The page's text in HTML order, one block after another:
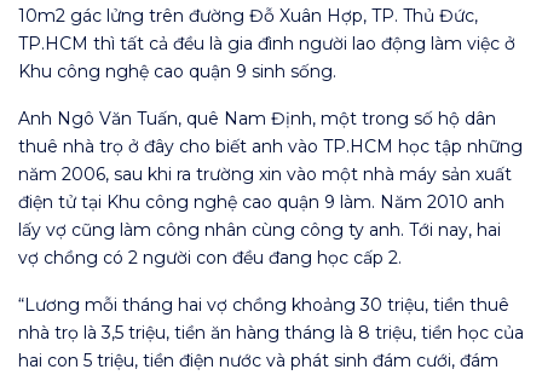
10m2 gác lửng trên đường Đỗ Xuân Hợp, TP. Thủ Đức,
TP.HCM thì tất cả đều là gia đình người lao động làm việc ở
Khu công nghệ cao quận 9 sinh sống.
Anh Ngô Văn Tuấn, quê Nam Định, một trong số hộ dân
thuê nhà trọ ở đây cho biết anh vào TP.HCM học tập những
năm 2006, sau khi ra trường xin vào một nhà máy sản xuất
điện tử tại Khu công nghệ cao quận 9 làm. Năm 2010 anh
lấy vợ cũng làm công nhân cùng công ty anh. Tới nay, hai
vợ chồng có 2 người con đều đang học cấp 2.
“Lương mỗi tháng hai vợ chồng khoảng 30 triệu, tiền thuê
nhà trọ là 3,5 triệu, tiền ăn hàng tháng là 8 triệu, tiền học của
hai con 5 triệu, tiền điện nước và phát sinh đám cưới, đám